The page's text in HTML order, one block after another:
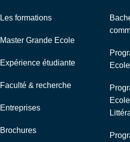
Les formations
Master Grande Ecole
Expérience étudiante
Faculté & recherche
Entreprises
Brochures